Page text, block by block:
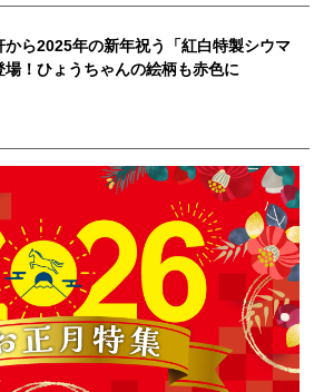
から2025年の新年祝う「紅白特製シウマ
場！ひょうちゃんの絵柄も赤色に